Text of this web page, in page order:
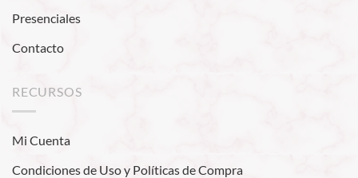
Presenciales
Contacto
RECURSOS
Mi Cuenta
Condiciones de Uso y Políticas de Compra